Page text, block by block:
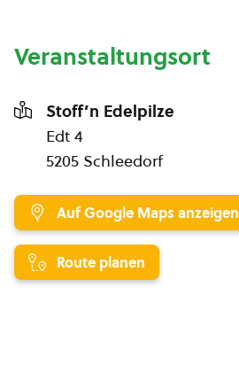
Veranstaltungsort
Stoff’n Edelpilze
Edt 4
5205 Schleedorf
Auf Google Maps anzeigen
Route planen